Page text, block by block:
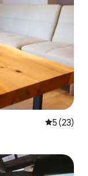
5 av 5 i
5 (23)